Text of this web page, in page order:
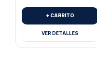
+ CARRITO
VER DETALLES